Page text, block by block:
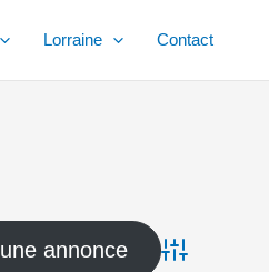
Lorraine Contact
Advanced